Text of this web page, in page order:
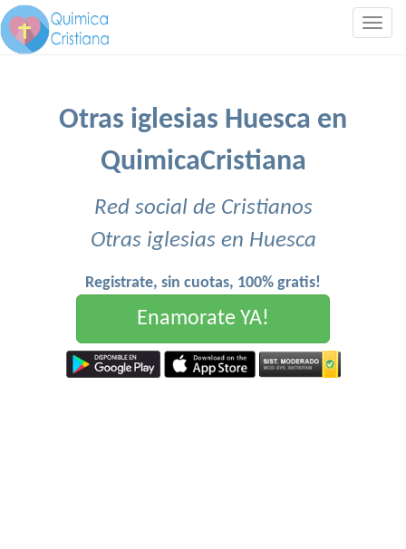
Otras iglesias Huesca en
QuimicaCristiana
Red social de Cristianos
Otras iglesias en Huesca
Registrate, sin cuotas, 100% gratis!
Enamorate YA!